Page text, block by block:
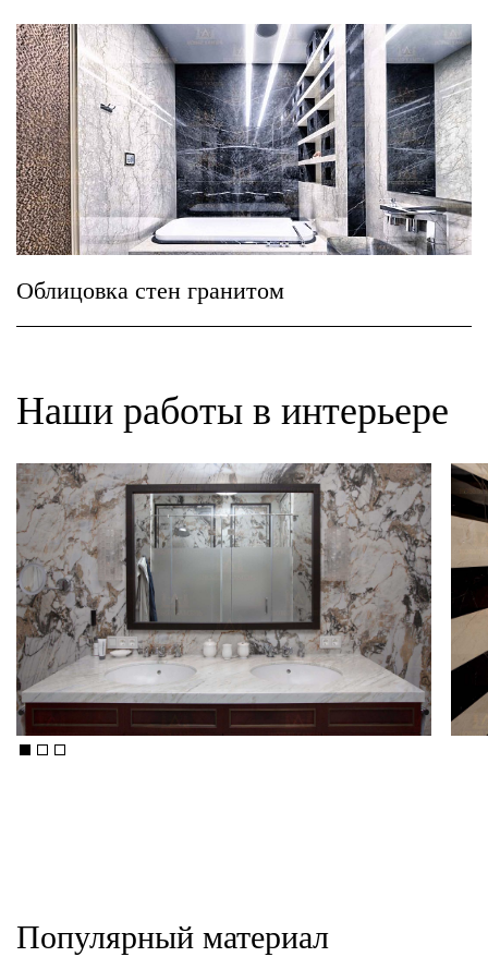
Облицовка стен гранитом
Наши работы в интерьере
Популярный материал